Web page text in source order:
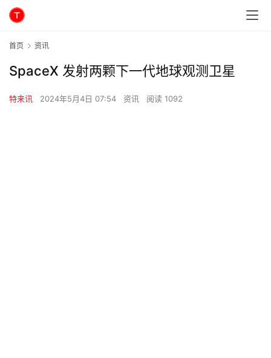
首页 资讯
SpaceX 发射两颗下一代地球观测卫星
特来讯 2024年5月4日 07:54 资讯 阅读 1092